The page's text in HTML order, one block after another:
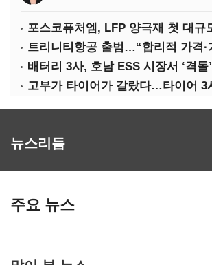
배터리 3사, 호남 ESS 시장서 ‘격돌’
뉴스리듬
주요 뉴스